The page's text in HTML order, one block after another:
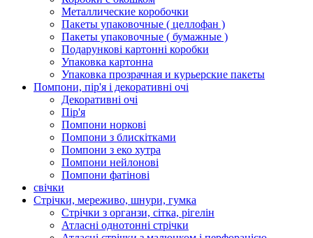
Металлические коробочки
Пакеты упаковочные ( целлофан )
Пакеты упаковочные ( бумажные )
Подарункові картонні коробки
Упаковка картонна
Упаковка прозрачная и курьерские пакеты
Помпони, пір'я і декоративні очі
Декоративні очі
Пір'я
Помпони норкові
Помпони з блискітками
Помпони з еко хутра
Помпони нейлонові
Помпони фатінові
свічки
Стрічки, мереживо, шнури, гумка
Стрічки з органзи, сітка, рігелін
Атласні однотонні стрічки